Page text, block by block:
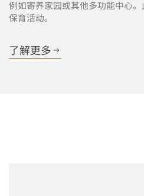
例如寄养家园或其他多功能中心
保育活动。
了解更多